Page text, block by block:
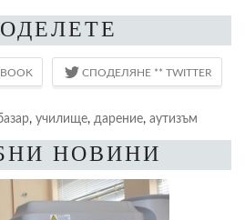
, училище, дарение, аутизъм
НОВИНИ